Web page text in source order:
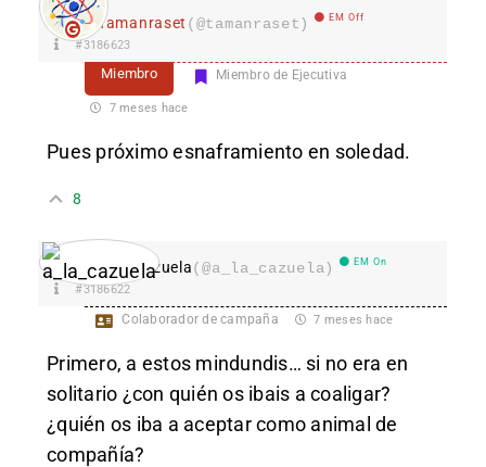
Tamanraset (@tamanraset) EM Off
#3186623
Miembro Miembro de Ejecutiva
7 meses hace
Pues próximo esnaframiento en soledad.
8
a_la_cazuela(@a_la_cazuela) EM On
#3186622
Colaborador de campaña 7 meses hace
Primero, a estos mindundis… si no era en
solitario ¿con quién os ibais a coaligar?
¿quién os iba a aceptar como animal de
compañía?